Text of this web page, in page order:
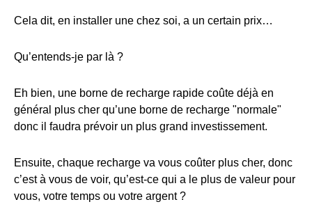
Cela dit, en installer une chez soi, a un certain prix…
Qu’entends-je par là ?
Eh bien, une borne de recharge rapide coûte déjà en
général plus cher qu’une borne de recharge "normale"
donc il faudra prévoir un plus grand investissement.
Ensuite, chaque recharge va vous coûter plus cher, donc
c’est à vous de voir, qu’est-ce qui a le plus de valeur pour
vous, votre temps ou votre argent ?